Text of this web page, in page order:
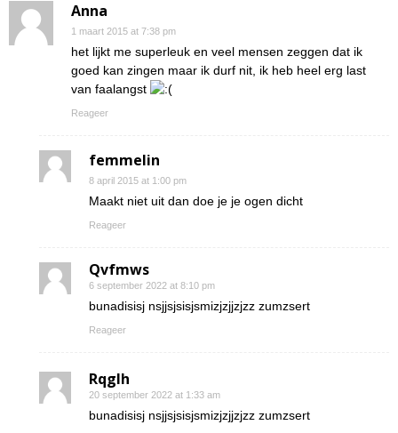
Anna
1 maart 2015 at 7:38 pm
het lijkt me superleuk en veel mensen zeggen dat ik
goed kan zingen maar ik durf nit, ik heb heel erg last
van faalangst
Reageer
femmelin
8 april 2015 at 1:00 pm
Maakt niet uit dan doe je je ogen dicht
Reageer
Qvfmws
6 september 2022 at 8:10 pm
bunadisisj nsjjsjsisjsmizjzjjzjzz zumzsert
Reageer
Rqglh
20 september 2022 at 1:33 am
bunadisisj nsjjsjsisjsmizjzjjzjzz zumzsert